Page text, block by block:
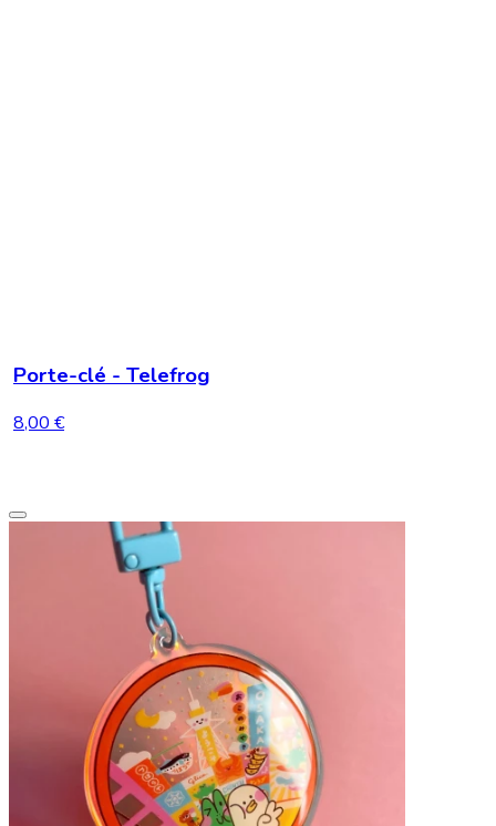
Porte-clé - Telefrog
8,00 €